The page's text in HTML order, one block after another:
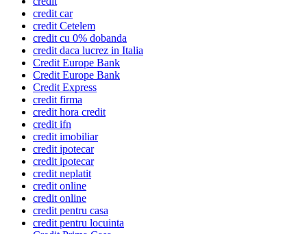
credit car
credit Cetelem
credit cu 0% dobanda
credit daca lucrez in Italia
Credit Europe Bank
Credit Europe Bank
Credit Express
credit firma
credit hora credit
credit ifn
credit imobiliar
credit ipotecar
credit ipotecar
credit neplatit
credit online
credit online
credit pentru casa
credit pentru locuinta